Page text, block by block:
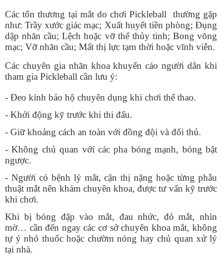
Các tổn thương tại mắt do chơi Pickleball thường gặp
như: Trầy xước giác mạc; Xuất huyết tiền phòng; Đụng
dập nhãn cầu; Lệch hoặc vỡ thể thủy tinh; Bong võng
mạc; Vỡ nhãn cầu; Mất thị lực tạm thời hoặc vĩnh viễn.
Các chuyên gia nhãn khoa khuyến cáo người dân khi
tham gia Pickleball cần lưu ý:
- Đeo kính bảo hộ chuyên dụng khi chơi thể thao.
- Khởi động kỹ trước khi thi đấu.
- Giữ khoảng cách an toàn với đồng đội và đối thủ.
- Không chủ quan với các pha bóng mạnh, bóng bật
ngược.
- Người có bệnh lý mắt, cận thị nặng hoặc từng phẫu
thuật mắt nên khám chuyên khoa, được tư vấn kỹ trước
khi chơi.
Khi bị bóng đập vào mắt, đau nhức, đỏ mắt, nhìn
mờ… cần đến ngay các cơ sở chuyên khoa mắt, không
tự ý nhỏ thuốc hoặc chườm nóng hay chủ quan xử lý
tại nhà.